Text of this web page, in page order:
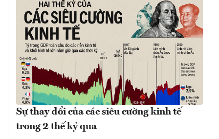
Sự thay đổi của các siêu cường kinh tế
trong 2 thế kỷ qua